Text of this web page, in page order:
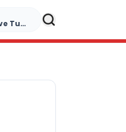
Netflix'te 2026 Yılının Erotik ve Tutku Dolu Yapımları